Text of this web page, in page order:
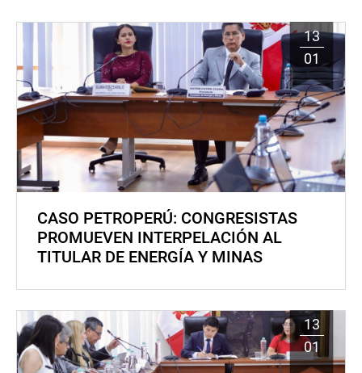
13
01
CASO PETROPERÚ: CONGRESISTAS
PROMUEVEN INTERPELACIÓN AL
TITULAR DE ENERGÍA Y MINAS
13
01